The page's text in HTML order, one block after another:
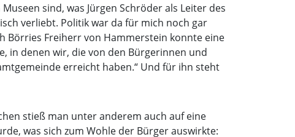
sind, was Jürgen Schröder als Leiter des
verliebt. Politik war da für mich noch gar
Börries Freiherr von Hammerstein konnte eine
in denen wir, die von den Bürgerinnen und
erreicht haben.“ Und für ihn steht
stieß man unter anderem auch auf eine
was sich zum Wohle der Bürger auswirkte: